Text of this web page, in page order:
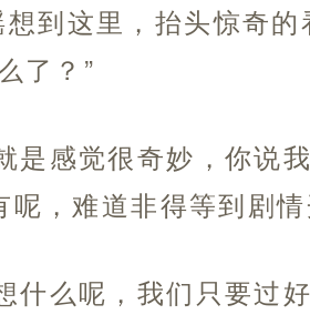
想到这里，抬头惊奇
了？”
是感觉很奇妙，你说
呢，难道非得等到剧
什么呢，我们只要过